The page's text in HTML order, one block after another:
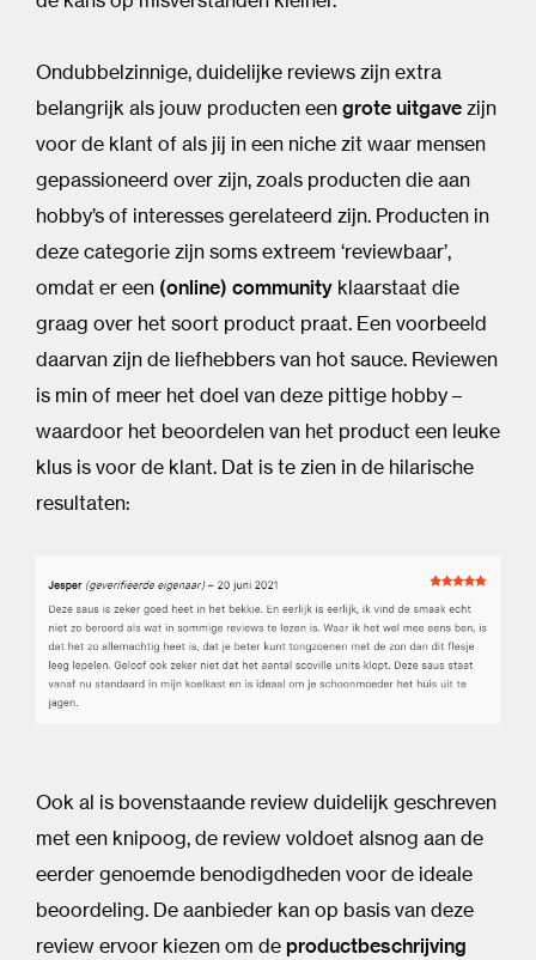
Ondubbelzinnige, duidelijke reviews zijn extra
belangrijk als jouw producten een grote uitgave zijn
voor de klant of als jij in een niche zit waar mensen
gepassioneerd over zijn, zoals producten die aan
hobby’s of interesses gerelateerd zijn. Producten in
deze categorie zijn soms extreem ‘reviewbaar’,
omdat er een (online) community klaarstaat die
graag over het soort product praat. Een voorbeeld
daarvan zijn de liefhebbers van hot sauce. Reviewen
is min of meer het doel van deze pittige hobby –
waardoor het beoordelen van het product een leuke
klus is voor de klant. Dat is te zien in de hilarische
resultaten:
Ook al is bovenstaande review duidelijk geschreven
met een knipoog, de review voldoet alsnog aan de
eerder genoemde benodigdheden voor de ideale
beoordeling. De aanbieder kan op basis van deze
review ervoor kiezen om de productbeschrijving